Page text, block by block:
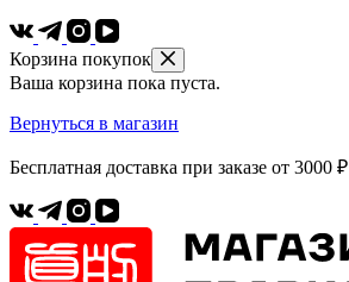
Корзина покупок
Ваша корзина пока пуста.
Вернуться в магазин
Бесплатная доставка при заказе от 3000 ₽